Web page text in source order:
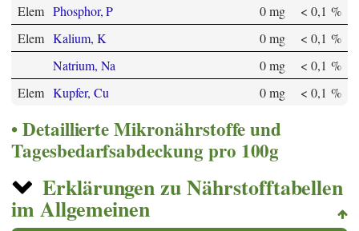
Elem Phosphor, P 0 mg
< 0,1 %
Elem Kalium, K 0 mg
< 0,1 %
Natrium, Na
0 mg
< 0,1 %
Elem Kupfer, Cu 0 mg < 0,1 %
Detaillierte Mikronährstoffe und
Tagesbedarfsabdeckung pro 100g
Erklärungen zu Nährstofftabellen
im Allgemeinen